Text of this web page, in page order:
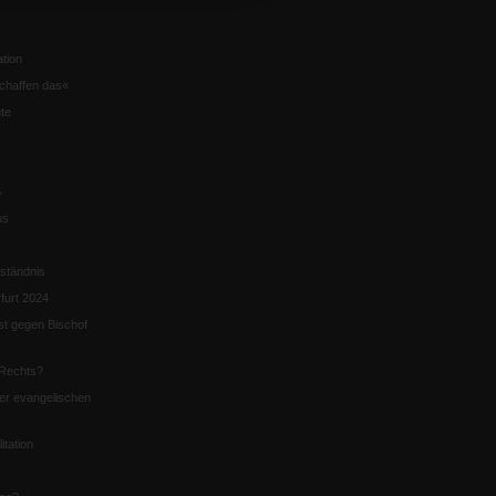
das«
2024
gegen Bischof
evangelischen